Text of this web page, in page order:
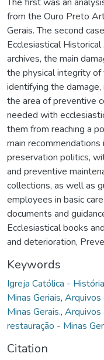
from the Ouro Preto
Gerais. The second
Ecclesiastical
archives, the main
the physical integrity
identifying the
the area of preventive
needed with
them from reaching a
main
preservation politics,
and preventive
collections, as well as
employees in basic
documents and
Ecclesiastical books
and deterioration,
Keywords
Igreja Católica -
Minas Geriais, Arquivos
Minas Gerais., Arquivos
restauração - Minas
Citation